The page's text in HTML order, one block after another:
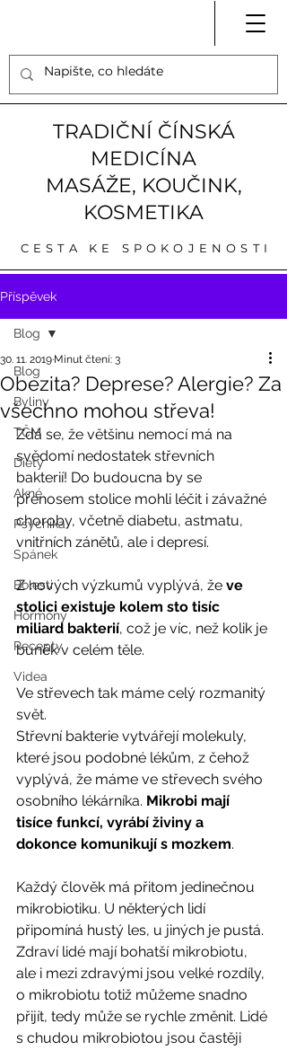
TRADIČNÍ ČÍNSKÁ
MEDICÍNA
MASÁŽE, KOUČINK,
KOSMETIKA
CESTA KE SPOKOJENOSTI
Příspěvek
Blog
Byliny
TČM
Diety
Akné
Psychika
Spánek
Bolesti
Hormony
Recepty
Videa
Blog
Obezita? Deprese? Alergie? Za
všechno mohou střeva!
30. 11. 2019 Minut čtení: 3
Zdá se, že většinu nemocí má na
svědomí nedostatek střevních
bakterií! Do budoucna by se
přenosem stolice mohli léčit i závažné
choroby, včetně diabetu, astmatu,
vnitřních zánětů, ale i depresí.
Z nových výzkumů vyplývá, že ve
stolici existuje kolem sto tisíc
miliard bakterií, což je víc, než kolik je
buněk v celém těle.
Ve střevech tak máme celý rozmanitý
svět.
Střevní bakterie vytvářejí molekuly,
které jsou podobné lékům, z čehož
vyplývá, že máme ve střevech svého
osobního lékárníka. Mikrobi mají
tisíce funkcí, vyrábí živiny a
dokonce komunikují s mozkem.
Každý člověk má přitom jedinečnou
mikrobiotiku. U některých lidí
připomíná hustý les, u jiných je pustá.
Zdraví lidé mají bohatší mikrobiotu,
ale i mezi zdravými jsou velké rozdíly,
o mikrobiotu totiž můžeme snadno
přijít, tedy může se rychle změnit. Lidé
s chudou mikrobiotou jsou častěji